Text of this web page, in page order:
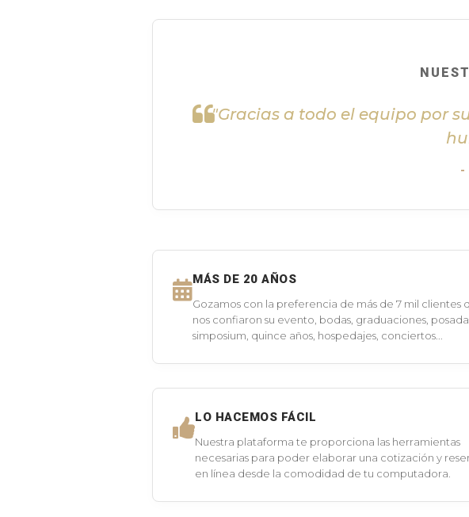
"Gracias a todo el equipo por
MÁS DE 20 AÑOS
Gozamos con la preferencia de más de 7 mil clientes
nos confiaron su evento, bodas, graduaciones,
simposium, quince años, hospedajes, conciertos...
LO HACEMOS FÁCIL
Nuestra plataforma te proporciona las herramientas
necesarias para poder elaborar una cotización y
en línea desde la comodidad de tu computadora.